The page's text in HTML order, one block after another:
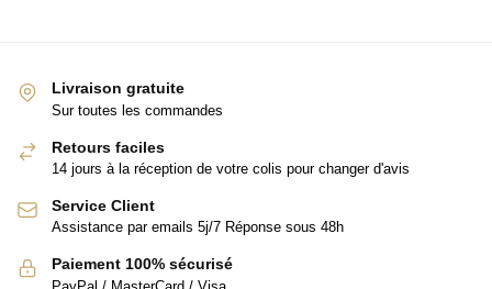
Livraison gratuite
Sur toutes les commandes
Retours faciles
14 jours à la réception de votre colis pour changer d'avis
Service Client
Assistance par emails 5j/7 Réponse sous 48h
Paiement 100% sécurisé